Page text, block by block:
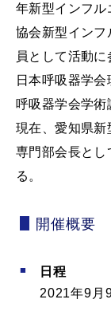
年新型インフル
協会新型インフ
員として活動に
日本呼吸器学
呼吸器学会学術
現在、愛知県新
専門部会長とし
る。
開催概要
日程
2021年9月